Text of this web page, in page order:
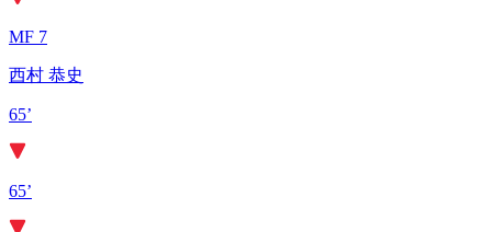
MF 7
西村 恭史
65’
65’